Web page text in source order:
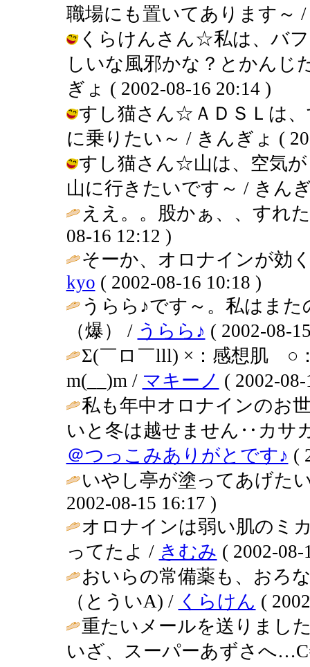
職場にも置いてあります～ /
くらけんさん☆私は、バ
しいな風邪かな？とかんじ
ぎょ ( 2002-08-16 20:14 )
すし猫さん☆ＡＤＳＬは
に乗りたい～ / きんぎょ (
すし猫さん☆山は、空気
山に行きたいです～ / きん
ええ。。股かぁ、、すれ
08-16 12:12 )
そーか、オロナインが効
kyo ( 2002-08-16 10:18 )
うらら♪です～。私はま
（爆） / うらら♪ ( 2002-08-
Σ(￣ロ￣lll) ×：感想肌 ○
m(__)m / マキーノ ( 2002-
私も年中オロナインのお
いと冬は越せません‥カサ
＠つっこみありがとです♪ (
いやし亭が塗ってあげた
2002-08-15 16:17 )
オロナインは弱い肌の
ってたよ / きむみ ( 2002-08-
おいらの常備薬も、おろ
（とういA) / くらけん (
重たいメールを送りまし
いざ、スーパーあずさへ